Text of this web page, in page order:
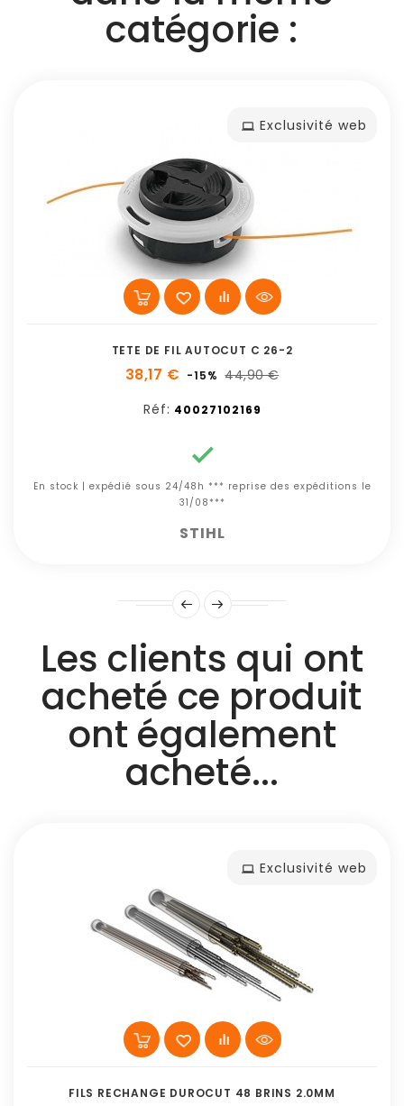
catégorie :
Exclusivité web
TETE DE FIL AUTOCUT C 26-2
38,17 € -15% 44,90 €
Réf: 40027102169

En stock | expédié sous 24/48h *** reprise des expéditions le
31/08***
STIHL
Les clients qui ont
acheté ce produit
ont également
acheté...
Exclusivité web
FILS RECHANGE DUROCUT 48 BRINS 2.0MM